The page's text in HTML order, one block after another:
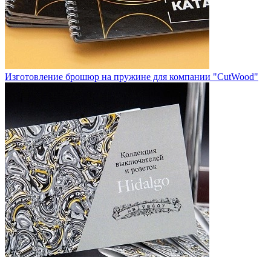
Изготовление брошюр на пружине для компании "CutWood"